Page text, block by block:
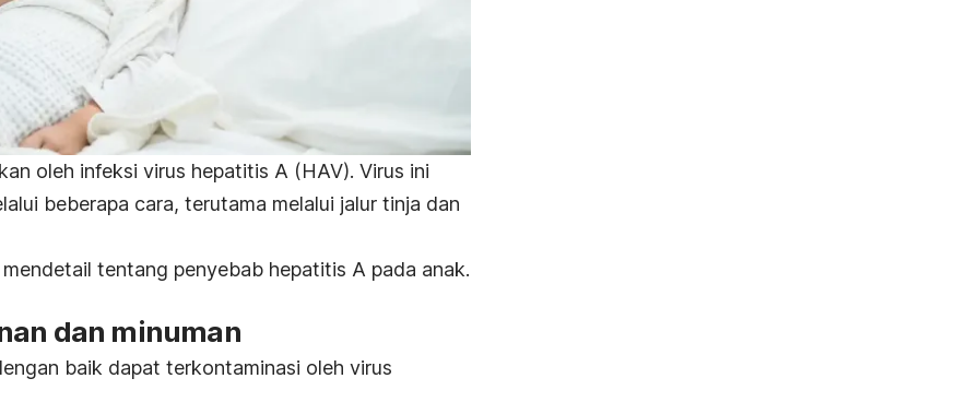
oleh infeksi virus hepatitis A (HAV). Virus ini
beberapa cara, terutama melalui jalur tinja dan
tentang penyebab hepatitis A pada anak.
dan minuman
baik dapat terkontaminasi oleh virus